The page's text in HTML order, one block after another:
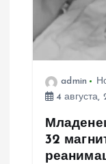
з
admin
4 августа,
32